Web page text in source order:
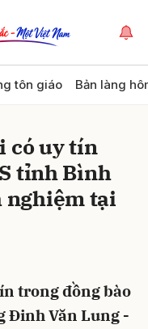
tôn giáo Bản làng
có uy tín
tỉnh Bình
tại
trong đồng bào
Đinh Văn Lung -